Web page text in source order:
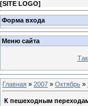
[SITE LOGO]
Форма входа
Меню сайта
Главная » 2007 » Октябрь »
К пешеходным